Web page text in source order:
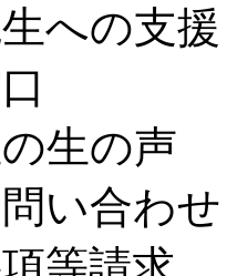
への支援
生の声
い合わせ